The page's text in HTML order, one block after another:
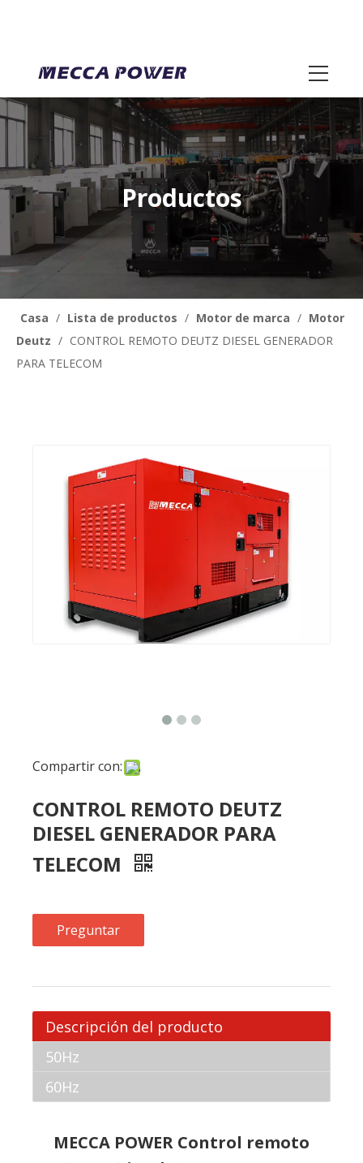
Productos
Casa / Lista de productos / Motor de marca
Motor
CONTROL REMOTO DEUTZ DIESEL GENERADOR
PARA TELECOM
DIESEL GENERADOR PARA
TELECOM
Preguntar
Descripción del producto
50Hz
60Hz
MECCA POWER Control remoto
Deutz Diesel Generator para
Tipo abierto e impermeable / silencioso
/ super silencioso tipo